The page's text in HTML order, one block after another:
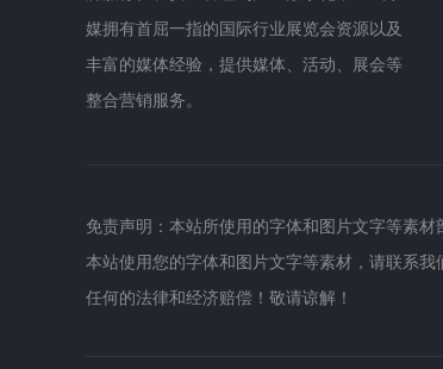
媒拥有首屈一指的国际行业展览会资源以及
丰富的媒体经验，提供媒体、活动、展会等
整合营销服务。
免责声明：本站所使用的字体和图片文字等素
本站使用您的字体和图片文字等素材，请联系
任何的法律和经济赔偿！敬请谅解！